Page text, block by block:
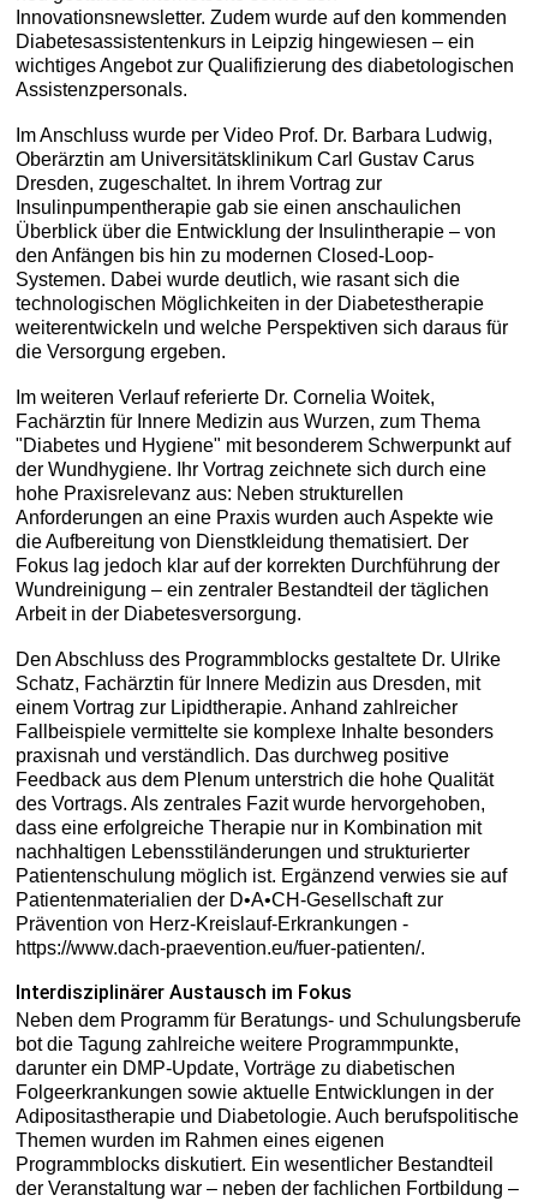
Innovationsnewsletter. Zudem wurde auf den kommenden
Diabetesassistentenkurs in Leipzig hingewiesen – ein
wichtiges Angebot zur Qualifizierung des diabetologischen
Assistenzpersonals.
Im Anschluss wurde per Video Prof. Dr. Barbara Ludwig,
Oberärztin am Universitätsklinikum Carl Gustav Carus
Dresden, zugeschaltet. In ihrem Vortrag zur
Insulinpumpentherapie gab sie einen anschaulichen
Überblick über die Entwicklung der Insulintherapie – von
den Anfängen bis hin zu modernen Closed-Loop-
Systemen. Dabei wurde deutlich, wie rasant sich die
technologischen Möglichkeiten in der Diabetestherapie
weiterentwickeln und welche Perspektiven sich daraus für
die Versorgung ergeben.
Im weiteren Verlauf referierte Dr. Cornelia Woitek,
Fachärztin für Innere Medizin aus Wurzen, zum Thema
"Diabetes und Hygiene" mit besonderem Schwerpunkt auf
der Wundhygiene. Ihr Vortrag zeichnete sich durch eine
hohe Praxisrelevanz aus: Neben strukturellen
Anforderungen an eine Praxis wurden auch Aspekte wie
die Aufbereitung von Dienstkleidung thematisiert. Der
Fokus lag jedoch klar auf der korrekten Durchführung der
Wundreinigung – ein zentraler Bestandteil der täglichen
Arbeit in der Diabetesversorgung.
Den Abschluss des Programmblocks gestaltete Dr. Ulrike
Schatz, Fachärztin für Innere Medizin aus Dresden, mit
einem Vortrag zur Lipidtherapie. Anhand zahlreicher
Fallbeispiele vermittelte sie komplexe Inhalte besonders
praxisnah und verständlich. Das durchweg positive
Feedback aus dem Plenum unterstrich die hohe Qualität
des Vortrags. Als zentrales Fazit wurde hervorgehoben,
dass eine erfolgreiche Therapie nur in Kombination mit
nachhaltigen Lebensstiländerungen und strukturierter
Patientenschulung möglich ist. Ergänzend verwies sie auf
Patientenmaterialien der D•A•CH-Gesellschaft zur
Prävention von Herz-Kreislauf-Erkrankungen -
https://www.dach-praevention.eu/fuer-patienten/.
Interdisziplinärer Austausch im Fokus
Neben dem Programm für Beratungs- und Schulungsberufe
bot die Tagung zahlreiche weitere Programmpunkte,
darunter ein DMP-Update, Vorträge zu diabetischen
Folgeerkrankungen sowie aktuelle Entwicklungen in der
Adipositastherapie und Diabetologie. Auch berufspolitische
Themen wurden im Rahmen eines eigenen
Programmblocks diskutiert. Ein wesentlicher Bestandteil
der Veranstaltung war – neben der fachlichen Fortbildung –